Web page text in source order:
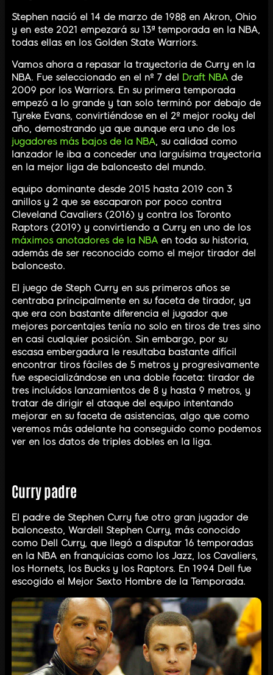
Stephen nació el 14 de marzo de 1988 en Akron, Ohio
y en este 2021 empezará su 13ª temporada en la NBA,
todas ellas en los Golden State Warriors.
Vamos ahora a repasar la trayectoria de Curry en la
NBA. Fue seleccionado en el nº 7 del Draft NBA de
2009 por los Warriors. En su primera temporada
empezó a lo grande y tan solo terminó por debajo de
Tyreke Evans, convirtiéndose en el 2º mejor rooky del
año, demostrando ya que aunque era uno de los
jugadores más bajos de la NBA, su calidad como
lanzador le iba a conceder una larguísima trayectoria
en la mejor liga de baloncesto del mundo.
equipo dominante desde 2015 hasta 2019 con 3
anillos y 2 que se escaparon por poco contra
Cleveland Cavaliers (2016) y contra los Toronto
Raptors (2019) y convirtiendo a Curry en uno de los
máximos anotadores de la NBA en toda su historia,
además de ser reconocido como el mejor tirador del
baloncesto.
El juego de Steph Curry en sus primeros años se
centraba principalmente en su faceta de tirador, ya
que era con bastante diferencia el jugador que
mejores porcentajes tenía no solo en tiros de tres sino
en casi cualquier posición. Sin embargo, por su
escasa embergadura le resultaba bastante difícil
encontrar tiros fáciles de 5 metros y progresivamente
fue especializándose en una doble faceta: tirador de
tres incluídos lanzamientos de 8 y hasta 9 metros, y
tratar de dirigir el ataque del equipo intentando
mejorar en su faceta de asistencias, algo que como
veremos más adelante ha conseguido como podemos
ver en los datos de triples dobles en la liga.
Curry padre
El padre de Stephen Curry fue otro gran jugador de
baloncesto, Wardell Stephen Curry, más conocido
como Dell Curry, que llegó a disputar 16 temporadas
en la NBA en franquicias como los Jazz, los Cavaliers,
los Hornets, los Bucks y los Raptors. En 1994 Dell fue
escogido el Mejor Sexto Hombre de la Temporada.